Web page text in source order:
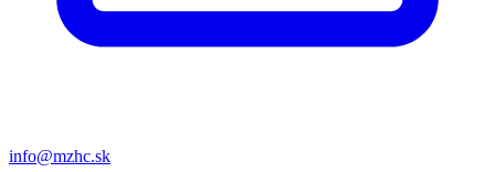
info@mzhc.sk